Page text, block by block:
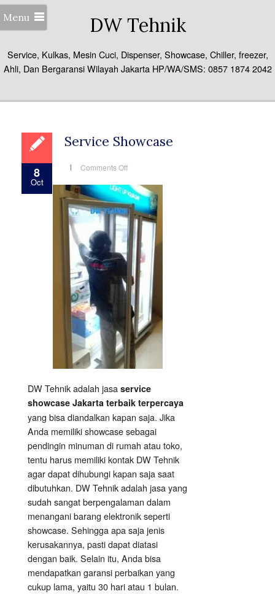
Menu DW Tehnik
Service, Kulkas, Mesin Cuci, Dispenser, Showcase, Chiller, freezer,
Ahli, Dan Bergaransi Wilayah Jakarta HP/WA/SMS: 0857 1874 2042
8
Oct
Service Showcase
Comments Offon
DW Tehnik adalah jasa service
showcase Jakarta terbaik terpercaya
yang bisa diandalkan kapan saja. Jika
Anda memiliki showcase sebagai
pendingin minuman di rumah atau toko,
tentu harus memiliki kontak DW Tehnik
agar dapat dihubungi kapan saja saat
dibutuhkan. DW Tehnik adalah jasa yang
sudah sangat berpengalaman dalam
menangani barang elektronik seperti
showcase. Sehingga apa saja jenis
kerusakannya, pasti dapat diatasi
dengan baik. Selain itu, Anda bisa
mendapatkan garansi perbaikan yang
cukup lama, yaitu 30 hari atau 1 bulan.